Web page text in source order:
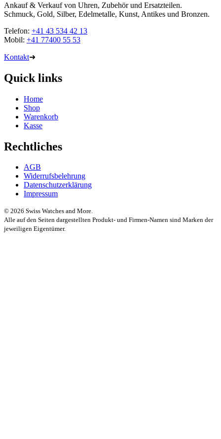
Ankauf & Verkauf von Uhren, Zubehör und Ersatzteilen.
Schmuck, Gold, Silber, Edelmetalle, Kunst, Antikes und Bronzen.
Telefon: +41 43 534 42 13
Mobil: +41 77400 55 53
Kontakt➜
Quick links
Home
Shop
Warenkorb
Kasse
Rechtliches
AGB
Widerrufsbelehrung
Datenschutzerklärung
Impressum
© 2026 Swiss Watches and More.
Alle auf den Seiten dargestellten Produkt- und Firmen-Namen sind Marken der
jeweiligen Eigentümer.